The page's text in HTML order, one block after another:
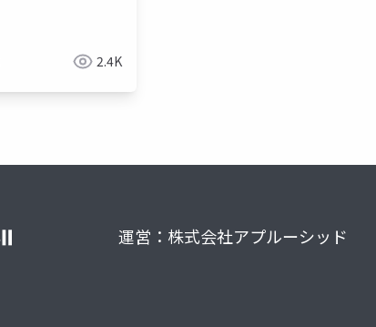
2.4K
運営：株式会社アプルーシッド